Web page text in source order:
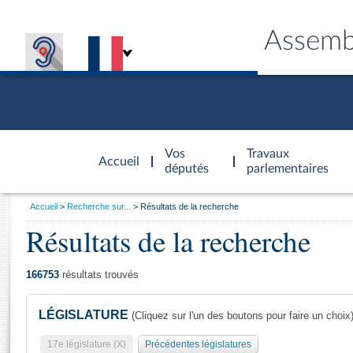
Accueil
d'accueil
Vos
députés
Travaux
parlementaires
Général
Vous
Accueil Recherche sur... Résultats de la recherche
Résultats de la recherche
166753 résultats trouvés
LÉGISLATURE (Cliquez sur l'un des boutons pour faire un choix)
17e législature (X) Précédentes législatures